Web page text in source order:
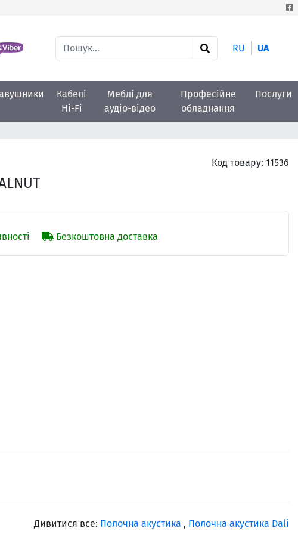
RU UA
Кабелі
Hi-Fi
Меблі для
аудіо-відео
Професійне
обладнання
Послуги
Код товару: 11536
Безкоштовна доставка
Дивитися все: Полочна акустика , Полочна акустика Dali